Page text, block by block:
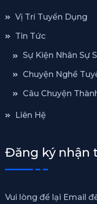
Vị Trí Tuyển Dụng
Tin Tức
Sự Kiện Nhân Sự
Chuyện Nghề
Câu Chuyện
Liên Hệ
Đăng ký nhận
Vui lòng để lại Email